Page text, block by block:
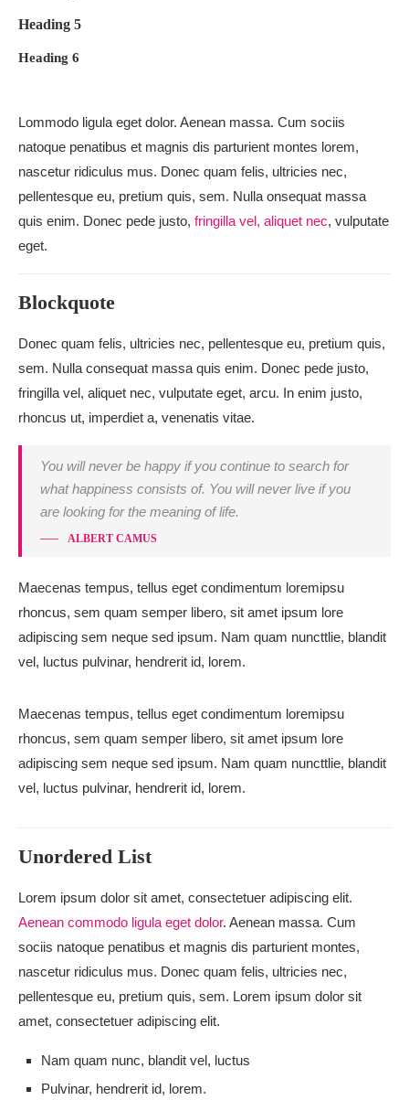
Heading 5
Heading 6
Lommodo ligula eget dolor. Aenean massa. Cum sociis
natoque penatibus et magnis dis parturient montes lorem,
nascetur ridiculus mus. Donec quam felis, ultricies nec,
pellentesque eu, pretium quis, sem. Nulla onsequat massa
quis enim. Donec pede justo, fringilla vel, aliquet nec, vulputate
eget.
Blockquote
Donec quam felis, ultricies nec, pellentesque eu, pretium quis,
sem. Nulla consequat massa quis enim. Donec pede justo,
fringilla vel, aliquet nec, vulputate eget, arcu. In enim justo,
rhoncus ut, imperdiet a, venenatis vitae.
You will never be happy if you continue to search for
what happiness consists of. You will never live if you
are looking for the meaning of life.
ALBERT CAMUS
Maecenas tempus, tellus eget condimentum loremipsu
rhoncus, sem quam semper libero, sit amet ipsum lore
adipiscing sem neque sed ipsum. Nam quam nuncttlie, blandit
vel, luctus pulvinar, hendrerit id, lorem.
Maecenas tempus, tellus eget condimentum loremipsu
rhoncus, sem quam semper libero, sit amet ipsum lore
adipiscing sem neque sed ipsum. Nam quam nuncttlie, blandit
vel, luctus pulvinar, hendrerit id, lorem.
Unordered List
Lorem ipsum dolor sit amet, consectetuer adipiscing elit.
Aenean commodo ligula eget dolor. Aenean massa. Cum
sociis natoque penatibus et magnis dis parturient montes,
nascetur ridiculus mus. Donec quam felis, ultricies nec,
pellentesque eu, pretium quis, sem. Lorem ipsum dolor sit
amet, consectetuer adipiscing elit.
Nam quam nunc, blandit vel, luctus
Pulvinar, hendrerit id, lorem.